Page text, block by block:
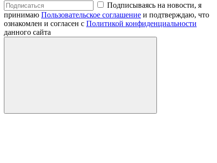
Подписываясь на новости, я
принимаю Пользовательское соглашение и подтверждаю, что
ознакомлен и согласен с Политикой конфиденциальности
данного сайта